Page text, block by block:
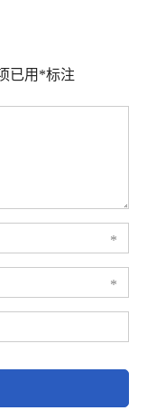
已用 *标注
*
*